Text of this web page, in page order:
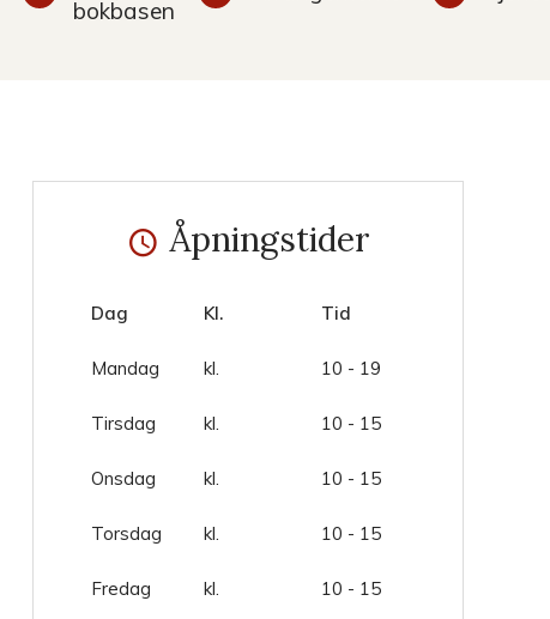
bokbasen
Åpningstider
Dag Kl. Tid
Mandag kl. 10 - 19
Tirsdag kl. 10 - 15
Onsdag kl. 10 - 15
Torsdag kl. 10 - 15
Fredag kl. 10 - 15